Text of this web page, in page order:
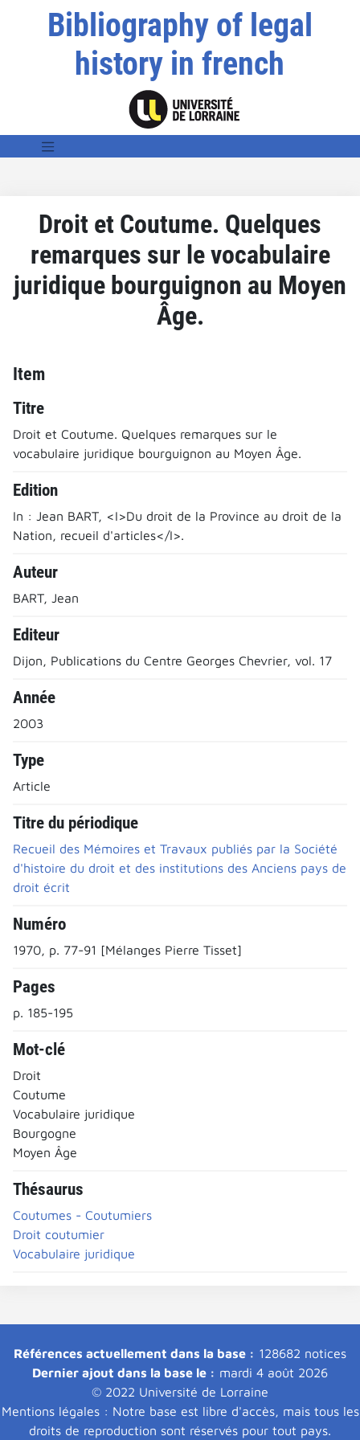
Bibliography of legal
history in french
Droit et Coutume. Quelques
remarques sur le vocabulaire
juridique bourguignon au Moyen
Âge.
Item
Titre
Droit et Coutume. Quelques remarques sur le
vocabulaire juridique bourguignon au Moyen Âge.
Edition
In : Jean BART, <I>Du droit de la Province au droit de la
Nation, recueil d'articles</I>.
Auteur
BART, Jean
Editeur
Dijon, Publications du Centre Georges Chevrier, vol. 17
Année
2003
Type
Article
Titre du périodique
Recueil des Mémoires et Travaux publiés par la Société
d'histoire du droit et des institutions des Anciens pays de
droit écrit
Numéro
1970, p. 77-91 [Mélanges Pierre Tisset]
Pages
p. 185-195
Mot-clé
Droit
Coutume
Vocabulaire juridique
Bourgogne
Moyen Âge
Thésaurus
Coutumes - Coutumiers
Droit coutumier
Vocabulaire juridique
Références actuellement dans la base : 128682 notices
Dernier ajout dans la base le : mardi 4 août 2026
© 2022 Université de Lorraine
Mentions légales : Notre base est libre d'accès, mais tous les
droits de reproduction sont réservés pour tout pays.